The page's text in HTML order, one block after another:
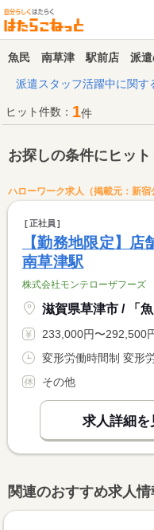
魚民 南草津 駅前店 派遣
派遣スタッフ活躍中に関す
ヒット件数： 1件
お探しの条件にヒッ
ハローワーク求人（掲載元：新宿
正社員
【勤務地限定】店
南草津駅
株式会社モンテローザフーズ
滋賀県草津市 / 「
233,000円〜292,500円 ※フルタイム求人の場
その他
求人詳細を
関連のおすすめ求人情